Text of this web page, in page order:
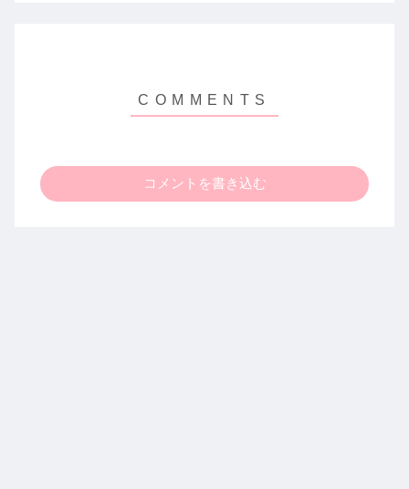
コメントを書き込む